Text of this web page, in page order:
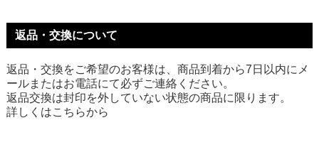
返品・交換について
返品・交換をご希望のお客様は、商品到着から7日以内にメ
ールまたはお電話にて必ずご連絡ください。
返品交換は封印を外していない状態の商品に限ります。
詳しくはこちらから